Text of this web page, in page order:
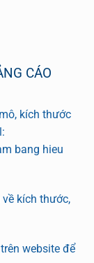
kích thước
bang hieu
kích thước,
website để